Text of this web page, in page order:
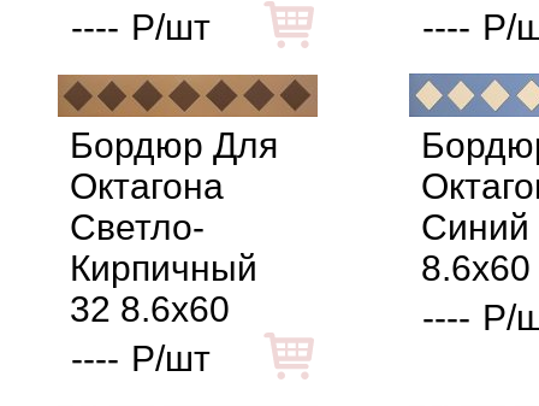
---- Р/шт
---- Р/
Бордюр Для
Октагона
Светло-
Кирпичный
32 8.6x60
---- Р/шт
Синий
8.6x60
---- Р/